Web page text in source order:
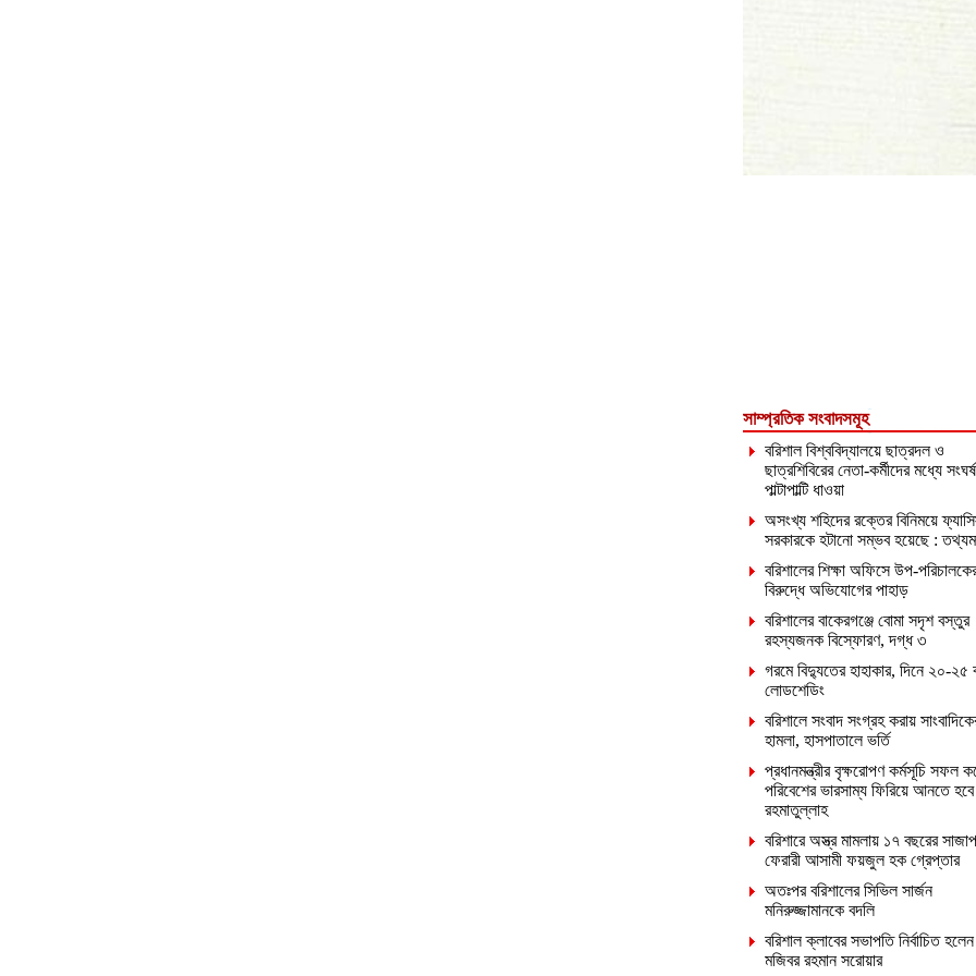
সাম্প্রতিক সংবাদসমূহ
বরিশাল বিশ্ববিদ্যালয়ে ছাত্রদল ও
ছাত্রশিবিরের নেতা-কর্মীদের মধ্যে
পাল্টাপাল্টি ধাওয়া
অসংখ্য শহিদের রক্তের বিনিময়ে
সরকারকে হটানো সম্ভব হয়েছে :
বরিশালের শিক্ষা অফিসে উপ-
বিরুদ্ধে অভিযোগের পাহাড়
বরিশালের বাকেরগঞ্জে বোমা সদৃশ বস্তুর
রহস্যজনক বিস্ফোরণ, দগ্ধ ৩
গরমে বিদ্যুতের হাহাকার, দিনে ২০-২৫
লোডশেডিং
বরিশালে সংবাদ সংগ্রহ করায়
হামলা, হাসপাতালে ভর্তি
প্রধানমন্ত্রীর বৃক্ষরোপণ কর্মসূচি সফল
পরিবেশের ভারসাম্য ফিরিয়ে আনতে
রহমাতুল্লাহ
বরিশারে অস্ত্র মামলায় ১৭ বছরের
ফেরারী আসামী ফয়জুল হক গ্রেপ্তার
অতঃপর বরিশালের সিভিল সার্জন
মনিরুজ্জামানকে বদলি
বরিশাল ক্লাবের সভাপতি নির্বাচিত হলেন
মজিবর রহমান সরোয়ার